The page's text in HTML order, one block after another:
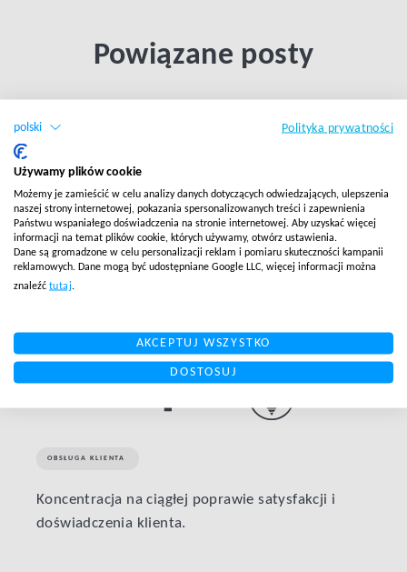
Powiązane posty
OBSŁUGA KLIENTA
Koncentracja na ciągłej poprawie satysfakcji i
doświadczenia klienta.
polski Polityka prywatności
Używamy plików cookie
Możemy je zamieścić w celu analizy danych dotyczących odwiedzających, ulepszenia
naszej strony internetowej, pokazania spersonalizowanych treści i zapewnienia
Państwu wspaniałego doświadczenia na stronie internetowej. Aby uzyskać więcej
informacji na temat plików cookie, których używamy, otwórz ustawienia.
Dane są gromadzone w celu personalizacji reklam i pomiaru skuteczności kampanii
reklamowych. Dane mogą być udostępniane Google LLC, więcej informacji można
znaleźć tutaj.
AKCEPTUJ WSZYSTKO
DOSTOSUJ